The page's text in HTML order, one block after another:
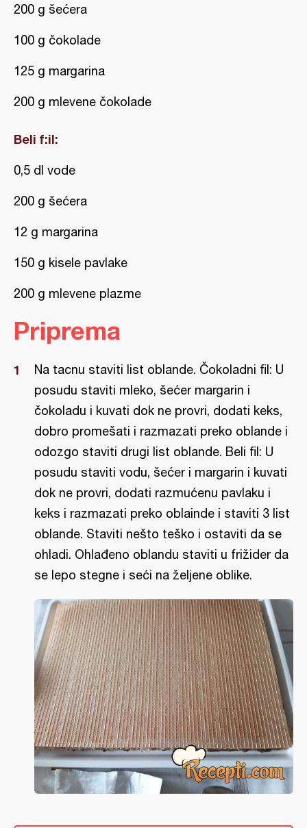
200 g šećera
100 g čokolade
125 g margarina
200 g mlevene čokolade
Beli f:il:
0,5 dl vode
200 g šećera
12 g margarina
150 g kisele pavlake
200 g mlevene plazme
Priprema
Na tacnu staviti list oblande. Čokoladni fil: U
posudu staviti mleko, šećer margarin i
čokoladu i kuvati dok ne provri, dodati keks,
dobro promešati i razmazati preko oblande i
odozgo staviti drugi list oblande. Beli fil: U
posudu staviti vodu, šećer i margarin i kuvati
dok ne provri, dodati razmućenu pavlaku i
keks i razmazati preko oblainde i staviti 3 list
oblande. Staviti nešto teško i ostaviti da se
ohladi. Ohlađeno oblandu staviti u frižider da
se lepo stegne i seći na željene oblike.